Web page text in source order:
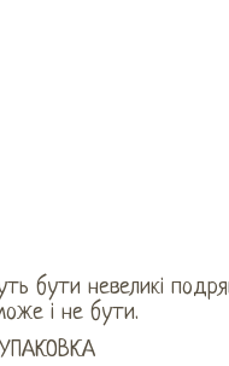
бути невеликі
і не бути.